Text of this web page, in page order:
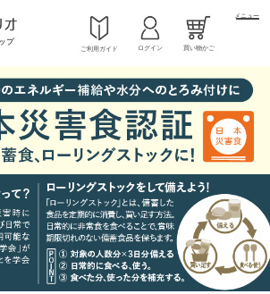
ご利用ガイド ログイン 買い物かご
メニュー